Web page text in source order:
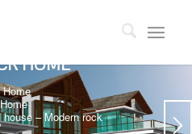
HOME
– Modern rock